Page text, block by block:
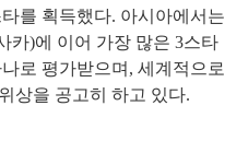
를 획득했다. 아시아에서는
카)에 이어 가장 많은 3스타
로 평가받으며, 세계적으로
상을 공고히 하고 있다.